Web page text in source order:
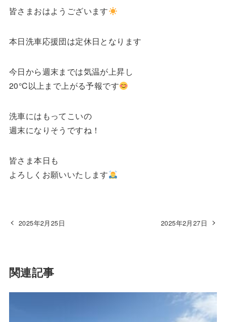
皆さまおはようございます
本日洗車応援団は定休日となります
今日から週末までは気温が上昇し
20°C以上まで上がる予報です
洗車にはもってこいの
週末になりそうですね！
皆さま本日も
よろしくお願いいたします
2025年2月25日 2025年2月27日
関連記事